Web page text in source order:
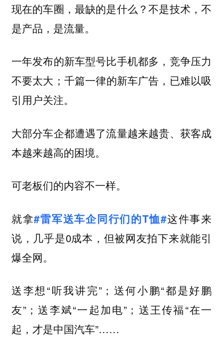
现在的车圈，最缺的是什么？不是技术，不
是产品，是流量。
一年发布的新车型号比手机都多，竞争压力
不要太大；千篇一律的新车广告，已难以吸
引用户关注。
大部分车企都遭遇了流量越来越贵、获客成
本越来越高的困境。
可老板们的内容不一样。
就拿#雷军送车企同行们的T恤#这件事来
说，几乎是0成本，但被网友拍下来就能引
爆全网。
送李想“听我讲完”；送何小鹏“都是好鹏
友”；送李斌“一起加电”；送王传福“在一
起，才是中国汽车”……